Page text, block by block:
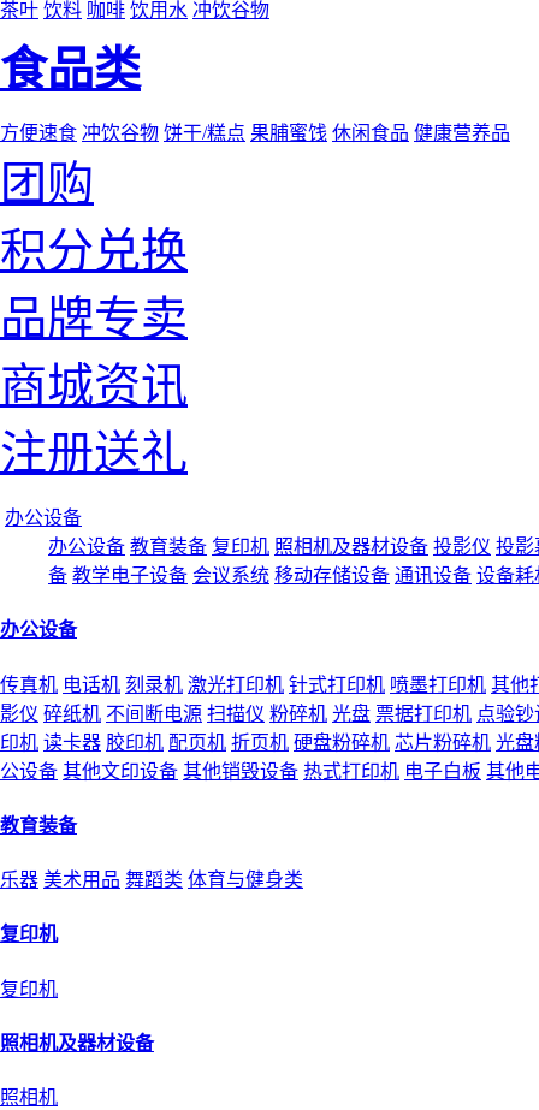
茶叶 饮料 咖啡 饮用水 冲饮谷物
食品类
方便速食 冲饮谷物 饼干/糕点 果脯蜜饯 休闲食品 健康营养品
团购
积分兑换
品牌专卖
商城资讯
注册送礼
办公设备
办公设备 教育装备 复印机 照相机及器材设备 投影仪 投影
备 教学电子设备 会议系统 移动存储设备 通讯设备 设备耗
办公设备
传真机 电话机 刻录机 激光打印机 针式打印机 喷墨打印机 其他
影仪 碎纸机 不间断电源 扫描仪 粉碎机 光盘 票据打印机 点验钞
印机 读卡器 胶印机 配页机 折页机 硬盘粉碎机 芯片粉碎机 光盘
公设备 其他文印设备 其他销毁设备 热式打印机 电子白板 其他
教育装备
乐器 美术用品 舞蹈类 体育与健身类
复印机
复印机
照相机及器材设备
照相机